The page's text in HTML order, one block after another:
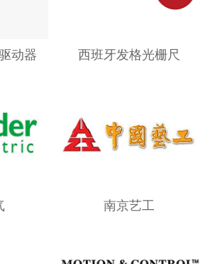
动器 西班牙发格光栅尺
南京艺工